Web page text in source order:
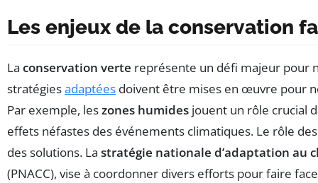
Les enjeux de la conservation
La conservation verte représente un défi majeur pour
stratégiesadaptées doivent être mises en œuvre pour
Par exemple, leszones humides jouent un rôle crucial
effets néfastes des événements climatiques. Le rôle
des solutions. La stratégie nationale d’adaptation au
(PNACC), vise à coordonner divers efforts pour faire